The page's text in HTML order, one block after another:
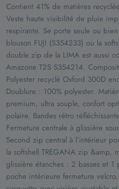
Contient 41% de matières
Veste haute visibilité de pluie
respirante. Se porte seule ou
blouson FUJI (S354233) ou la
double zip de la LIMA est aussi
Amazone T2S S354214.
Polyester recyclé Oxford 300D
Doublure : 100% polyester.
premium, ultra souple, confort
polaire. Bandes rétro
Fermeture centrale à glissière
Second zip central à l’intérieur
la softshell TREGANA zip &amp,
glissière étanches : 2 basses et
poche intérieure fermeture